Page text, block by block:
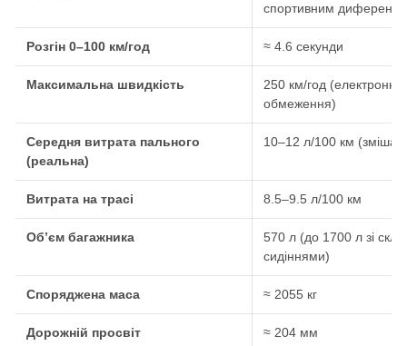
спортивним
Розгін 0–100 км/год ≈ 4.6 секунди
Максимальна швидкість
250 км/год (електронне
обмеження)
Середня витрата пального
(реальна)
10–12 л/100 км
Витрата на трасі 8.5–9.5 л/100 км
Обʼєм багажника
570 л (до 1700 л зі
сидіннями)
Споряджена маса ≈ 2055 кг
Дорожній просвіт ≈ 204 мм